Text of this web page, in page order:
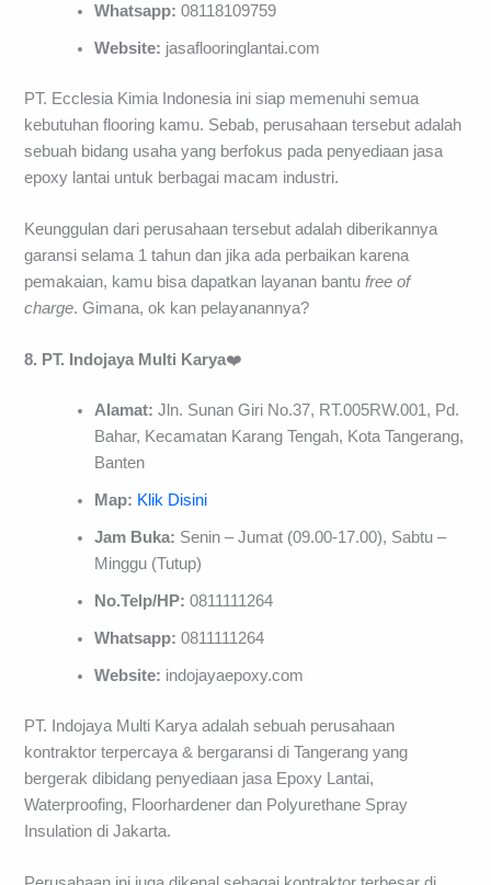
Whatsapp:08118109759
Website: jasaflooringlantai.com
PT. Ecclesia Kimia Indonesia ini siap memenuhi semua
kebutuhan flooring kamu. Sebab, perusahaan tersebut adalah
sebuah bidang usaha yang berfokus pada penyediaan jasa
epoxy lantai untuk berbagai macam industri.
Keunggulan dari perusahaan tersebut adalah diberikannya
garansi selama 1 tahun dan jika ada perbaikan karena
pemakaian, kamu bisa dapatkan layanan bantufree of
charge. Gimana, ok kan pelayanannya?
8. PT. Indojaya Multi Karya❤️
Alamat: Jln. Sunan Giri No.37, RT.005RW.001, Pd.
Bahar, Kecamatan Karang Tengah, Kota Tangerang,
Banten
Map: Klik Disini
Jam Buka: Senin – Jumat (09.00-17.00), Sabtu –
Minggu (Tutup)
No.Telp/HP: 0811111264
Whatsapp:0811111264
Website: indojayaepoxy.com
PT. Indojaya Multi Karya adalah sebuah perusahaan
kontraktor terpercaya & bergaransi di Tangerang yang
bergerak dibidang penyediaan jasa Epoxy Lantai,
Waterproofing, Floorhardener dan Polyurethane Spray
Insulation di Jakarta.